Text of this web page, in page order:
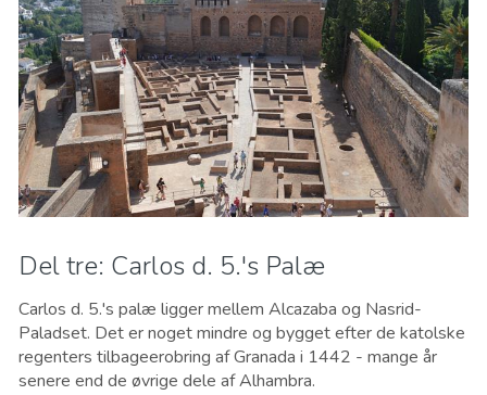
Del tre: Carlos d. 5.'s Palæ
Carlos d. 5.'s palæ ligger mellem Alcazaba og Nasrid-
Paladset. Det er noget mindre og bygget efter de katolske
regenters tilbageerobring af Granada i 1442 - mange år
senere end de øvrige dele af Alhambra.